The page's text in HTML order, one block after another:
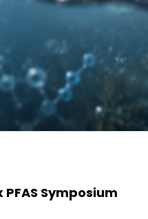
Symposium